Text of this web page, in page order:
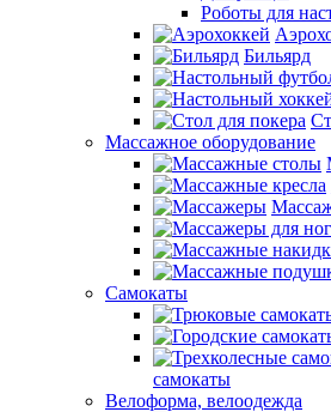
Роботы для
Бильярд
Массажное оборудование
Самокаты
самокаты
Велоформа, велоодежда